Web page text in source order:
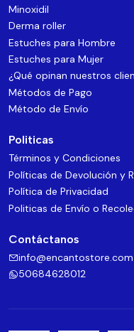
Minoxidil
Derma roller
Estuches para Hombre
Estuches para Mujer
¿Qué opinan nuestros
Métodos de Pago
Método de Envío
Politicas
Términos y Condiciones
Políticas de Devolución y
Política de Privacidad
Politicas de Envío o
Contáctanos
info@encantostore.com
50684628012